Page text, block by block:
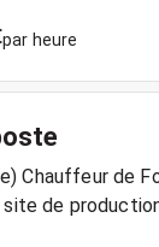
par heure
Chauffeur de
de